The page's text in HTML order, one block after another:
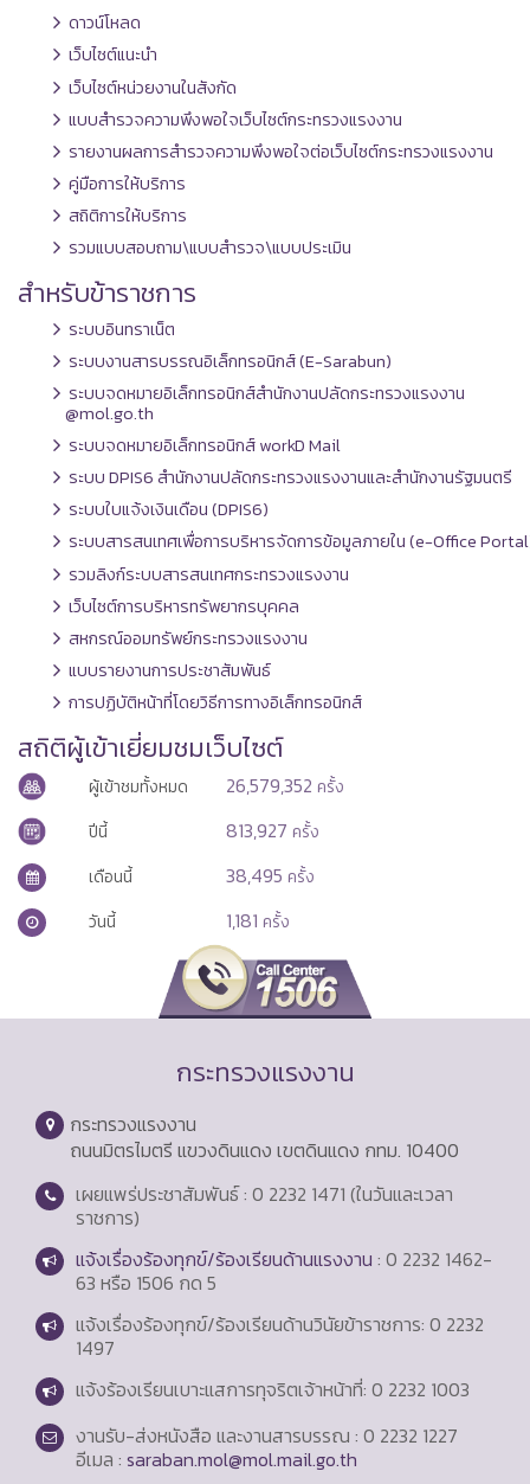
ดาวน์โหลด
เว็บไซต์แนะนำ
เว็บไซต์หน่วยงานในสังกัด
แบบสำรวจความพึงพอใจเว็บไซต์กระทรวงแรงงาน
รายงานผลการสำรวจความพึงพอใจต่อเว็บไซต์กระทรวงแรงงาน
คู่มือการให้บริการ
สถิติการให้บริการ
รวมแบบสอบถาม\แบบสำรวจ\แบบประเมิน
สำหรับข้าราชการ
ระบบอินทราเน็ต
ระบบงานสารบรรณอิเล็กทรอนิกส์ (E-Sarabun)
ระบบจดหมายอิเล็กทรอนิกส์สำนักงานปลัดกระทรวงแรงงาน
@mol.go.th
ระบบจดหมายอิเล็กทรอนิกส์ workD Mail
ระบบ DPIS6 สำนักงานปลัดกระทรวงแรงงานและสำนักงานรัฐมนตรี
ระบบใบแจ้งเงินเดือน (DPIS6)
ระบบสารสนเทศเพื่อการบริหารจัดการข้อมูลภายใน (e-Office
รวมลิงก์ระบบสารสนเทศกระทรวงแรงงาน
เว็บไซต์การบริหารทรัพยากรบุคคล
สหกรณ์ออมทรัพย์กระทรวงแรงงาน
แบบรายงานการประชาสัมพันธ์
การปฏิบัติหน้าที่โดยวิธีการทางอิเล็กทรอนิกส์
สถิติผู้เข้าเยี่ยมชมเว็บไซต์
ผู้เข้าชมทั้งหมด 26,579,352 ครั้ง
ปีนี้
813,927 ครั้ง
เดือนนี้
38,495 ครั้ง
วันนี้
1,181 ครั้ง
กระทรวงแรงงาน
กระทรวงแรงงาน
ถนนมิตรไมตรี แขวงดินแดง เขตดินแดง กทม. 10400
เผยแพร่ประชาสัมพันธ์ : 0 2232 1471 (ในวันและเวลา
ราชการ)
แจ้งเรื่องร้องทุกข์/ร้องเรียนด้านแรงงาน : 0 2232 1462-
63 หรือ 1506 กด 5
แจ้งเรื่องร้องทุกข์/ร้องเรียนด้านวินัยข้าราชการ: 0 2232
1497
แจ้งร้องเรียนเบาะแสการทุจริตเจ้าหน้าที่: 0 2232 1003
งานรับ-ส่งหนังสือ และงานสารบรรณ : 0 2232 1227
อีเมล : saraban.mol@mol.mail.go.th